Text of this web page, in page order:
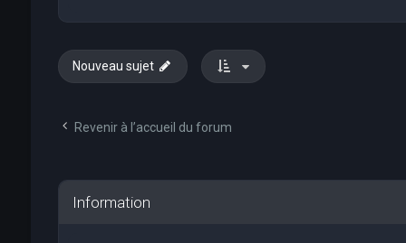
Nouveau sujet
Revenir à l’accueil du forum
Information